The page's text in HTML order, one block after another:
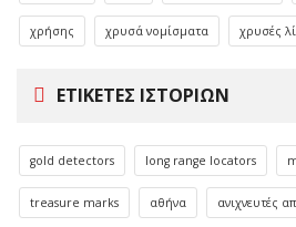
χρήσης χρυσά νομίσματα χρυσές
ΕΤΙΚΈΤΕΣ ΙΣΤΟΡΙΏΝ
gold detectors long range locators
treasure marks αθήνα ανιχνευτές